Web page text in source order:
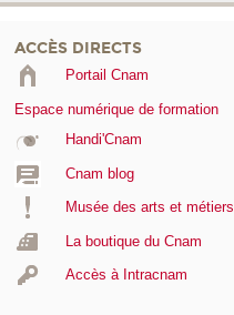
ACCÈS DIRECTS
Portail Cnam
Espace numérique de formation
Handi'Cnam
Cnam blog
Musée des arts et métiers
La boutique du Cnam
Accès à Intracnam